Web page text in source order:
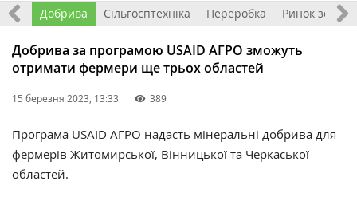
Добрива Сільгосптехніка Переробка Ринок землі
Добрива за програмою USAID АГРО зможуть
отримати фермери ще трьох областей
15 березня 2023, 13:33 389
Програма USAID АГРО надасть мінеральні добрива для
фермерів Житомирської, Вінницької та Черкаської
областей.